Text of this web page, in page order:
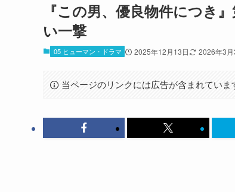
『この男、優良物件につき
い一撃
05 ヒューマン・ドラマ 2025年12月13日 2026年3月
当ページのリンクには広告が含まれていま